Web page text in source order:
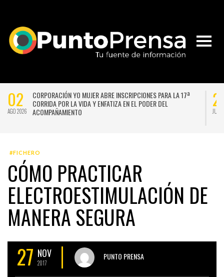
02
AGO 2026
CORPORACIÓN YO MUJER ABRE INSCRIPCIONES PARA LA 17ª
CORRIDA POR LA VIDA Y ENFATIZA EN EL PODER DEL
ACOMPAÑAMIENTO
JUL
#FICHERO
CÓMO PRACTICAR
ELECTROESTIMULACIÓN DE
MANERA SEGURA
27 NOV
2017
PUNTO PRENSA